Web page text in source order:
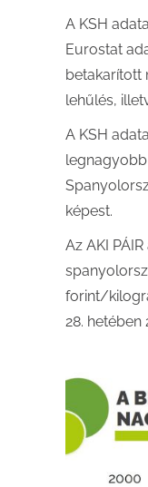
A KSH
Eurostat
betakarított
lehűlés,
A KSH
képest.
Az AKI
forint/
28. hetében